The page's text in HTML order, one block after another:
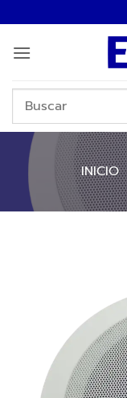
al
contenido
INICIO